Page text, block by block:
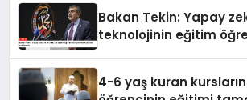
Bakan Tekin: Yapay
teknolojinin eğitim
4-6 yaş kuran